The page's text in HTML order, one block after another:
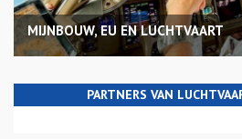
MIJNBOUW, EU EN LUCHTVAART
PARTNERS VAN